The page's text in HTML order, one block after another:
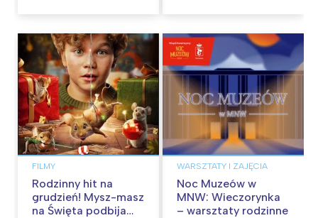
FILMY
Rodzinny hit na
grudzień! Mysz-masz
na Święta podbija
WARSZTATY I ZAJĘCIA
Noc Muzeów w
MNW: Wieczorynka
– warsztaty rodzinne